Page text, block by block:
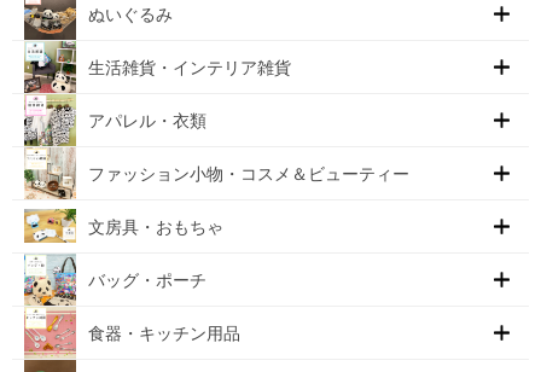
ぬいぐるみ
生活雑貨・インテリア雑貨
アパレル・衣類
ファッション小物・コスメ＆ビューティー
文房具・おもちゃ
バッグ・ポーチ
食器・キッチン用品